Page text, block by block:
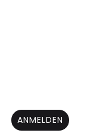
ANMELDEN